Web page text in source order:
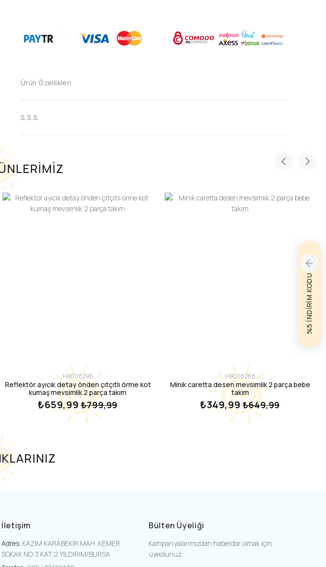
Ürün Özellikleri
S.S.S
HB008296
Reflektör ayıcık detay önden çıtçıtlı örme kot
kumaş mevsimlik 2 parça takım
₺659,99₺799,99
HB008288
Minik caretta desen mevsimlik 2 parça bebe
takım
₺349,99₺649,99
İletişim
Adres: KAZIM KARABEKİR MAH. KEMER
SOKAK NO:3 KAT:2 YILDIRIM/BURSA
Bülten Üyeliği
Kampanyalarımızdan haberdar olmak için
üyeolunuz.
%5 İNDİRİM KODU